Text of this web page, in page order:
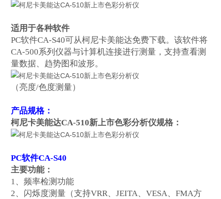
适用于各种软件
PC软件CA-S40可从柯尼卡美能达免费下载。该软件将
CA-500系列仪器与计算机连接进行测量，支持查看测
量数据、趋势图和波形。
（亮度/色度测量）
产品规格：
柯尼卡美能达CA-510新上市色彩分析仪规格 ：
PC软件CA-S40
主要功能：
1、频率检测功能
2、 闪烁度测量（支持VRR、JEITA、VESA、FMA方